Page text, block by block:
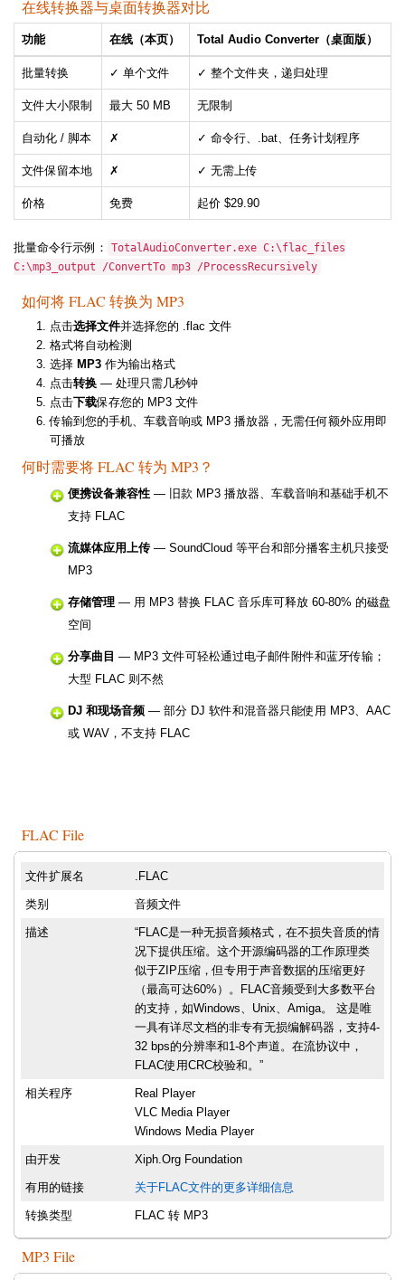
在线转换器与桌面转换器对比
功能 在线（本页） Total Audio Converter（桌面版）
批量转换 ✓ 单个文件 ✓ 整个文件夹，递归处理
文件大小限制 最大 50 MB 无限制
自动化 / 脚本 ✗ ✓ 命令行、.bat、任务计划程序
文件保留本地 ✗ ✓ 无需上传
价格 免费 起价 $29.90
批量命令行示例：
TotalAudioConverter.exe C:\flac_files
C:\mp3_output /ConvertTo mp3 /ProcessRecursively
如何将 FLAC 转换为 MP3
点击选择文件并选择您的 .flac 文件
格式将自动检测
选择 MP3 作为输出格式
点击转换 — 处理只需几秒钟
点击下载保存您的 MP3 文件
传输到您的手机、车载音响或 MP3 播放器，无需任何额外应用即
可播放
何时需要将 FLAC 转为 MP3？
便携设备兼容性 — 旧款 MP3 播放器、车载音响和基础手机不
支持 FLAC
流媒体应用上传— SoundCloud 等平台和部分播客主机只接受
MP3
存储管理 — 用 MP3 替换 FLAC 音乐库可释放 60-80% 的磁盘
空间
分享曲目 — MP3 文件可轻松通过电子邮件附件和蓝牙传输；
大型 FLAC 则不然
DJ 和现场音频 — 部分 DJ 软件和混音器只能使用 MP3、AAC
或 WAV，不支持 FLAC
FLAC File
文件扩展名 .FLAC
类别 音频文件
描述
“FLAC是一种无损音频格式，在不损失音质的情
况下提供压缩。这个开源编码器的工作原理类
似于ZIP压缩，但专用于声音数据的压缩更好
（最高可达60%）。FLAC音频受到大多数平台
的支持，如Windows、Unix、Amiga。 这是唯
一具有详尽文档的非专有无损编解码器，支持4-
32 bps的分辨率和1-8个声道。在流协议中，
FLAC使用CRC校验和。”
相关程序
Real Player
VLC Media Player
Windows Media Player
由开发 Xiph.Org Foundation
有用的链接 关于FLAC文件的更多详细信息
转换类型 FLAC 转 MP3
MP3 File